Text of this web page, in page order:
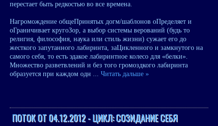
перестает быть редкостью во все времена.
Нагромождение общеПринятых догм/шаблонов оПределяет и
оГраничивает кругоЗор, а выбор системы верований (будь то
религия, философия, наука или стиль жизни) сужает его до
жесткого запутанного лабиринта, заЦикленного и замкнутого на
самого себя, то есть эдакое лабиринтное колесо для «белки».
Множество разветвлений и без того громоздкого лабиринта
образуется при каждом одн ... Читать дальше »
ПОТОК ОТ 04.12.2012 - ЦИКЛ: СОЗИДАНИE СЕБЯ